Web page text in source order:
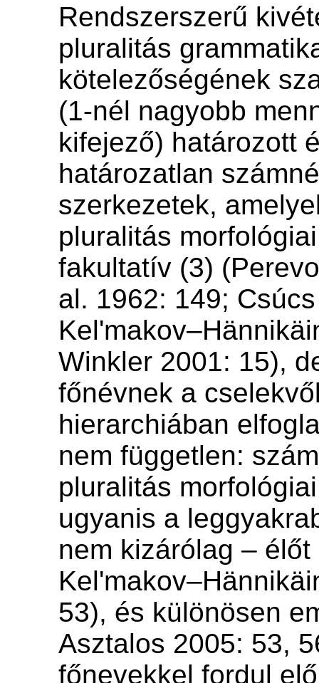
Rendszerszerű
pluralitás
kötelezőségének
(1-nél nagyobb
kifejező) határozott
határozatlan
szerkezetek,
pluralitás
fakultatív (3)
al. 1962: 149;
Winkler 2001: 15),
főnévnek a
hierarchiában
nem független:
pluralitás
ugyanis a
nem kizárólag – élőt
53), és különösen
Asztalos 2005: 53,
főnevekkel fordul